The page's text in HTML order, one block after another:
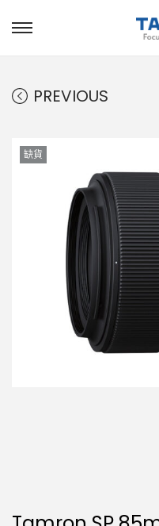
PREVIOUS
缺貨